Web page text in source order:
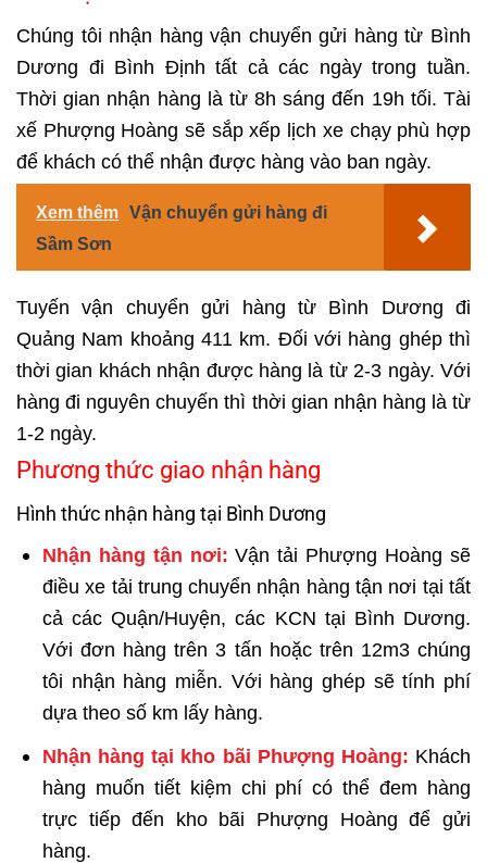
Chúng tôi nhận hàng vận chuyển gửi hàng từ Bình
Dương đi Bình Định tất cả các ngày trong tuần.
Thời gian nhận hàng là từ 8h sáng đến 19h tối. Tài
xế Phượng Hoàng sẽ sắp xếp lịch xe chạy phù hợp
để khách có thể nhận được hàng vào ban ngày.
Xem thêm Vận chuyển gửi hàng đi
Sầm Sơn
Tuyến vận chuyển gửi hàng từ Bình Dương đi
Quảng Nam khoảng 411 km. Đối với hàng ghép thì
thời gian khách nhận được hàng là từ 2-3 ngày. Với
hàng đi nguyên chuyến thì thời gian nhận hàng là từ
1-2 ngày.
Phương thức giao nhận hàng
Hình thức nhận hàng tại Bình Dương
Nhận hàng tận nơi: Vận tải Phượng Hoàng sẽ
điều xe tải trung chuyển nhận hàng tận nơi tại tất
cả các Quận/Huyện, các KCN tại Bình Dương.
Với đơn hàng trên 3 tấn hoặc trên 12m3 chúng
tôi nhận hàng miễn. Với hàng ghép sẽ tính phí
dựa theo số km lấy hàng.
Nhận hàng tại kho bãi Phượng Hoàng: Khách
hàng muốn tiết kiệm chi phí có thể đem hàng
trực tiếp đến kho bãi Phượng Hoàng để gửi
hàng.